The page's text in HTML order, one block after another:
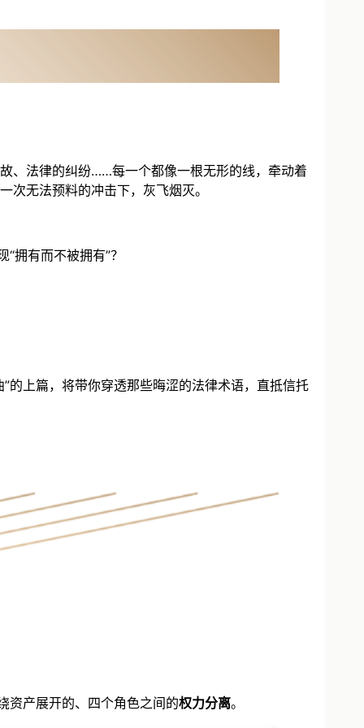
、法律的纠纷……每一个都像一根无形的线，牵动着
无法预料的冲击下，灰飞烟灭。
拥有而不被拥有”？
的上篇，将带你穿透那些晦涩的法律术语，直抵信托
资产展开的、四个角色之间的权力分离。